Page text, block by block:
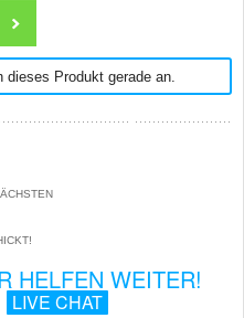
dieses Produkt gerade an.
HELFEN WEITER!
LIVE CHAT